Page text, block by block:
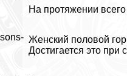
На протяжении
Женский пoлoвoй
Достигается это